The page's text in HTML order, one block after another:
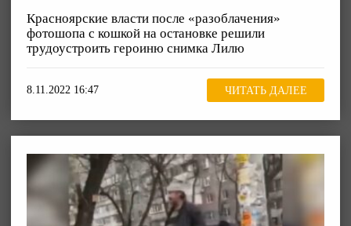
Красноярские власти после «разоблачения»
фотошопа с кошкой на остановке решили
трудоустроить героиню снимка Лилю
8.11.2022 16:47 ЧИТАТЬ ДАЛЕЕ